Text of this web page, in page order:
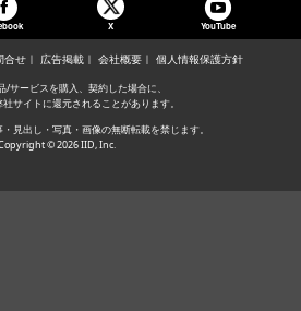
X YouTube
合せ 広告掲載 会社概要 個人情報保護方針
/サービスを購入、契約した場合に、
サイトに還元されることがあります。
見出し・写真・画像の無断転載を禁じます。
© 2026 IID, Inc.